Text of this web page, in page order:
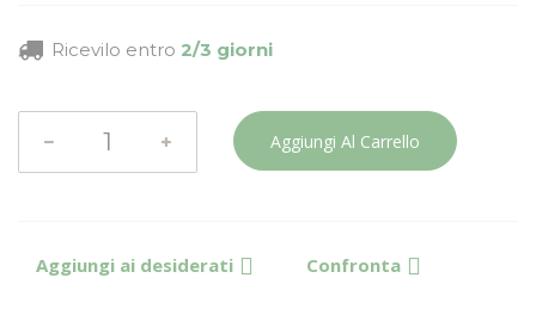
Ricevilo entro 2/3 giorni
Aggiungi Al Carrello
Aggiungi ai desiderati Confronta